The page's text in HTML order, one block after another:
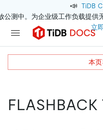
📣 TiDB
公测中。为企业级工作负载提供
立
FLASHBACK
本